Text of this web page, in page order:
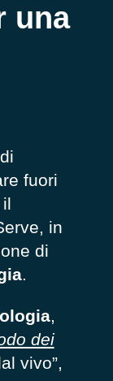
una
fuori
in
di
.
,
dei
vivo”,